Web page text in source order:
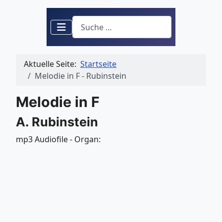
Suchen
Aktuelle Seite: Startseite
Melodie in F - Rubinstein
Melodie in F
A. Rubinstein
mp3 Audiofile - Organ: